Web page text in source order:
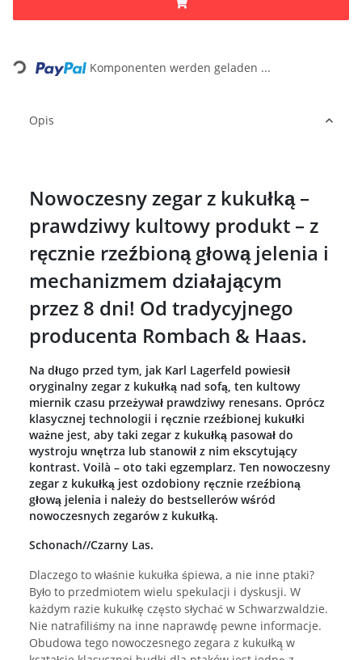
Loading... Komponenten werden geladen ...
Opis
Nowoczesny zegar z kukułką –
prawdziwy kultowy produkt – z
ręcznie rzeźbioną głową jelenia i
mechanizmem działającym
przez 8 dni! Od tradycyjnego
producenta Rombach & Haas.
Na długo przed tym, jak Karl Lagerfeld powiesił
oryginalny zegar z kukułką nad sofą, ten kultowy
miernik czasu przeżywał prawdziwy renesans. Oprócz
klasycznej technologii i ręcznie rzeźbionej kukułki
ważne jest, aby taki zegar z kukułką pasował do
wystroju wnętrza lub stanowił z nim ekscytujący
kontrast. Voilà – oto taki egzemplarz. Ten nowoczesny
zegar z kukułką jest ozdobiony ręcznie rzeźbioną
głową jelenia i należy do bestsellerów wśród
nowoczesnych zegarów z kukułką.
Schonach//Czarny Las.
Dlaczego to właśnie kukułka śpiewa, a nie inne ptaki?
Było to przedmiotem wielu spekulacji i dyskusji. W
każdym razie kukułkę często słychać w Schwarzwaldzie.
Nie natrafiliśmy na inne naprawdę pewne informacje.
Obudowa tego nowoczesnego zegara z kukułką w